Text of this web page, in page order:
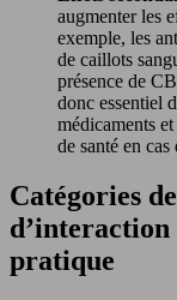
augmenter les
exemple, les
de caillots
présence de
donc essentiel
médicaments
de santé en
Catégories
d’interaction
pratique